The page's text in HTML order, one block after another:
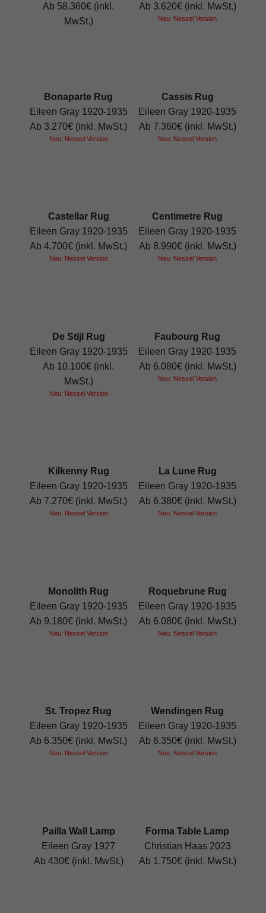
Ab 58.360€ (inkl.
MwSt.)
Ab 3.620€ (inkl. MwSt.)
Neu: Nessel Version
Bonaparte Rug
Eileen Gray 1920-1935
Ab 3.270€ (inkl. MwSt.)
Neu: Nessel Version
Cassis Rug
Eileen Gray 1920-1935
Ab 7.360€ (inkl. MwSt.)
Neu: Nessel Version
Castellar Rug
Eileen Gray 1920-1935
Ab 4.700€ (inkl. MwSt.)
Neu: Nessel Version
Centimetre Rug
Eileen Gray 1920-1935
Ab 8.990€ (inkl. MwSt.)
Neu: Nessel Version
De Stijl Rug
Eileen Gray 1920-1935
Ab 10.100€ (inkl.
MwSt.)
Neu: Nessel Version
Faubourg Rug
Eileen Gray 1920-1935
Ab 6.080€ (inkl. MwSt.)
Neu: Nessel Version
Kilkenny Rug
Eileen Gray 1920-1935
Ab 7.270€ (inkl. MwSt.)
Neu: Nessel Version
La Lune Rug
Eileen Gray 1920-1935
Ab 6.380€ (inkl. MwSt.)
Neu: Nessel Version
Monolith Rug
Eileen Gray 1920-1935
Ab 9.180€ (inkl. MwSt.)
Neu: Nessel Version
Roquebrune Rug
Eileen Gray 1920-1935
Ab 6.080€ (inkl. MwSt.)
Neu: Nessel Version
St. Tropez Rug
Eileen Gray 1920-1935
Ab 6.350€ (inkl. MwSt.)
Neu: Nessel Version
Wendingen Rug
Eileen Gray 1920-1935
Ab 6.350€ (inkl. MwSt.)
Neu: Nessel Version
Pailla Wall Lamp
Eileen Gray 1927
Ab 430€ (inkl. MwSt.)
Forma Table Lamp
Christian Haas 2023
Ab 1.750€ (inkl. MwSt.)